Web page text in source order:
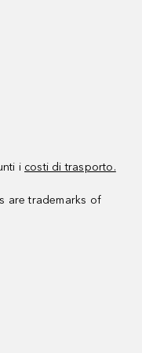
i costi di trasporto.
are trademarks of